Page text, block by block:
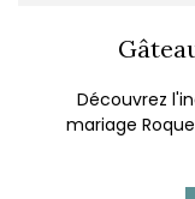
Découvrez
mariage